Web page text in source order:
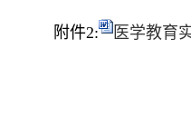
附件2: 医学教育